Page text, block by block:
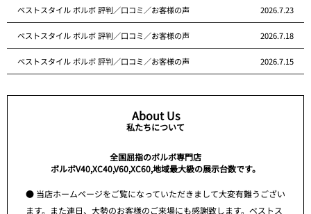
ベストスタイル ボルボ 評判／口コミ／お客様の声 2026.7.23
ベストスタイル ボルボ 評判／口コミ／お客様の声 2026.7.18
ベストスタイル ボルボ 評判／口コミ／お客様の声 2026.7.15
About Us
私たちについて
全国屈指のボルボ専門店
ボルボV40,XC40,V60,XC60,地域最大級の展示台数です。
● 当店ホームページをご覧になっていただきまして大変有難うござい
ます。また連日、大勢のお客様のご来場にも感謝致します。ベストス